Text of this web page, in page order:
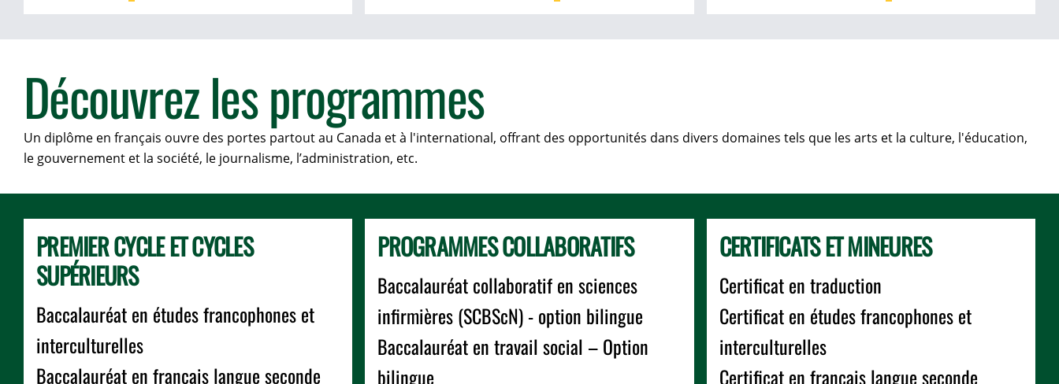
Découvrez les programmes
Un diplôme en français ouvre des portes partout au Canada et à l'international, offrant des opportunités dans divers domaines tels que les arts et la culture, l'éducation,
le gouvernement et la société, le journalisme, l’administration, etc.
PREMIER CYCLE ET CYCLES
SUPÉRIEURS
Baccalauréat en études francophones et
interculturelles
Baccalauréat en français langue seconde
PROGRAMMES COLLABORATIFS
Baccalauréat collaboratif en sciences
infirmières (SCBScN) - option bilingue
Baccalauréat en travail social – Option
bilingue
CERTIFICATS ET MINEURES
Certificat en traduction
Certificat en études francophones et
interculturelles
Certificat en français langue seconde